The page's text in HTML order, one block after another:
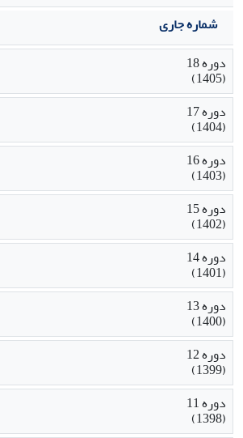
شماره جاری
دوره 18
(1405)
دوره 17
(1404)
دوره 16
(1403)
دوره 15
(1402)
دوره 14
(1401)
دوره 13
(1400)
دوره 12
(1399)
دوره 11
(1398)